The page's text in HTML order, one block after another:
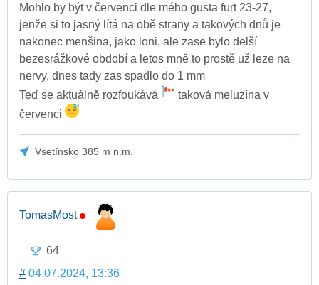
Mohlo by být v červenci dle mého gusta furt 23-27,
jenže si to jasný lítá na obě strany a takových dnů je
nakonec menšina, jako loni, ale zase bylo delší
bezesrážkové období a letos mně to prostě už leze na
nervy, dnes tady zas spadlo do 1 mm
Teď se aktuálně rozfoukává
taková meluzína v
červenci
Vsetínsko 385 m n.m.
TomasMost
64
# 04.07.2024, 13:36